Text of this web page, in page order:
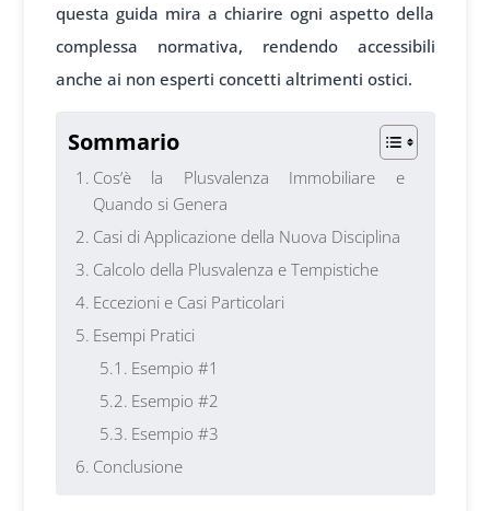
questa guida mira a chiarire ogni aspetto della
complessa normativa, rendendo accessibili
anche ai non esperti concetti altrimenti ostici.
Sommario
Cos’è la Plusvalenza Immobiliare e
Quando si Genera
Casi di Applicazione della Nuova Disciplina
Calcolo della Plusvalenza e Tempistiche
Eccezioni e Casi Particolari
Esempi Pratici
Esempio #1
Esempio #2
Esempio #3
Conclusione